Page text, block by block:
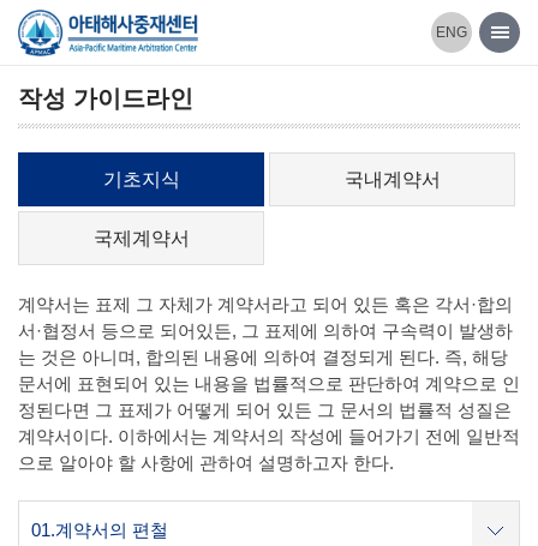
본문 바로가기
ENG
작성 가이드라인
기초지식 국내계약서
국제계약서
계약서는 표제 그 자체가 계약서라고 되어 있든 혹은 각서·합의
서·협정서 등으로 되어있든, 그 표제에 의하여 구속력이 발생하
는 것은 아니며, 합의된 내용에 의하여 결정되게 된다. 즉, 해당
문서에 표현되어 있는 내용을 법률적으로 판단하여 계약으로 인
정된다면 그 표제가 어떻게 되어 있든 그 문서의 법률적 성질은
계약서이다. 이하에서는 계약서의 작성에 들어가기 전에 일반적
으로 알아야 할 사항에 관하여 설명하고자 한다.
01.계약서의 편철